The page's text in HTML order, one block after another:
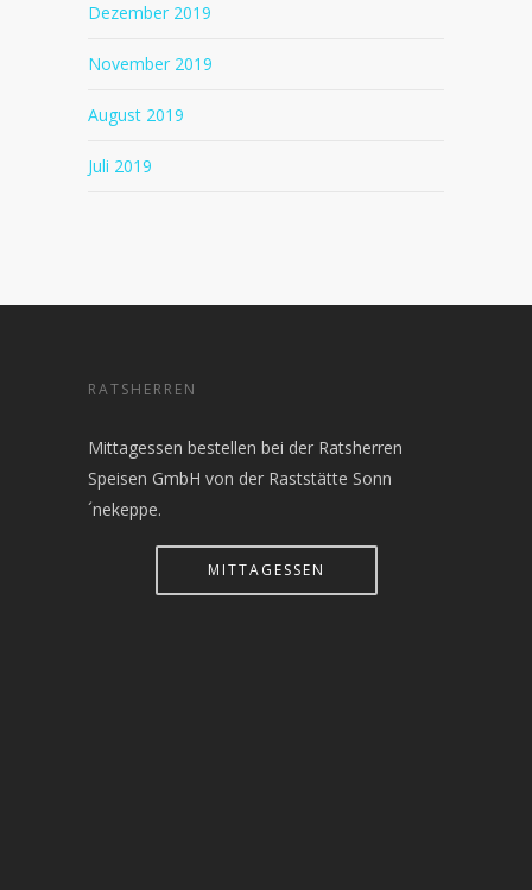
Dezember 2019
November 2019
August 2019
Juli 2019
RATSHERREN
Mittagessen bestellen bei der Ratsherren
Speisen GmbH von der Raststätte Sonn
´nekeppe.
MITTAGESSEN